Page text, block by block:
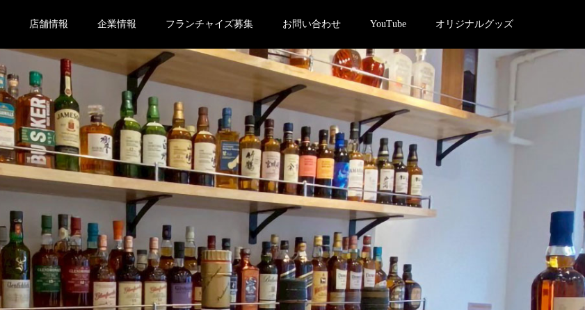
店舗情報 企業情報 フランチャイズ募集 お問い合わせ YouTube オリジナルグッズ